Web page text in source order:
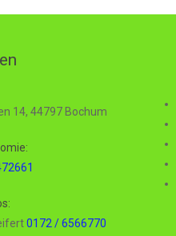
14, 44797 Bochum
0172 / 6566770